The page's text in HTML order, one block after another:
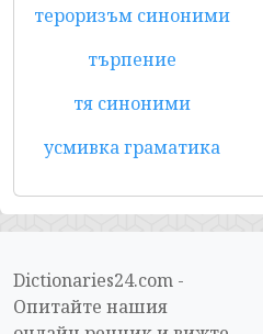
тероризъм синоними
търпение
тя синоними
усмивка граматика
Dictionaries24.com -
Опитайте нашия